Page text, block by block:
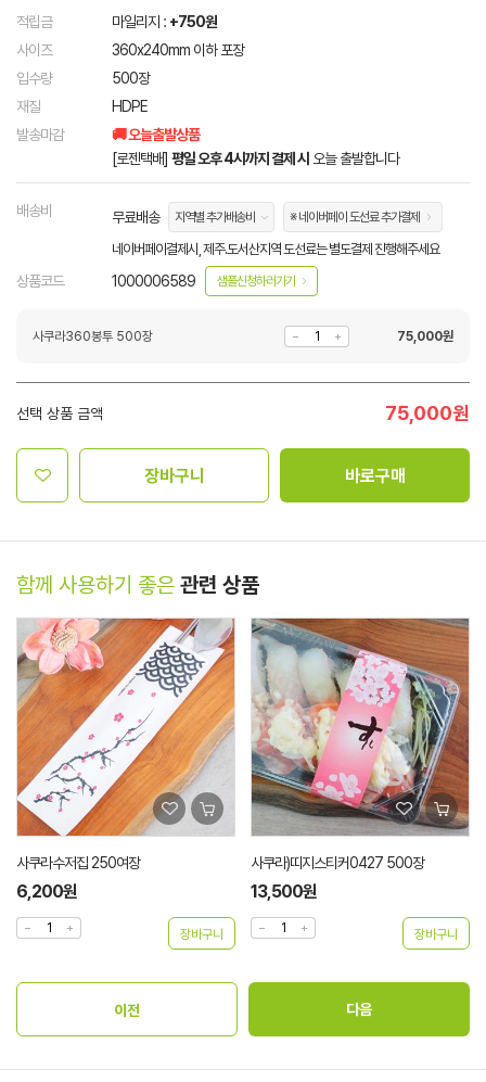
적립금 마일리지 : +750원
사이즈
360x240mm 이하 포장
입수량
500장
재질
HDPE
발송마감
🚚 오늘출발상품
[로젠택배] 평일 오후 4시까지 결제 시 오늘 출발합니다
배송비 무료배송 지역별 추가배송비 ※ 네이버페이 도선료 추가결제
네이버페이결제시, 제주.도서산지역 도선료는 별도결제 진행해주세요
상품코드 1000006589 샘플신청하러가기
사쿠라360봉투 500장 75,000원
선택 상품 금액 75,000원
장바구니 바로구매
함께 사용하기 좋은 관련 상품
사쿠라수저집 250여장
6,200원
사쿠라)띠지스티커0427 500장
13,500원